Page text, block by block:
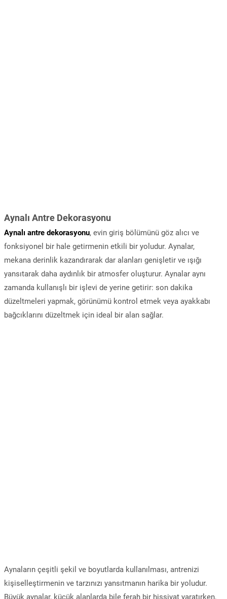
Aynalı Antre Dekorasyonu
Aynalı antre dekorasyonu, evin giriş bölümünü göz alıcı ve
fonksiyonel bir hale getirmenin etkili bir yoludur. Aynalar,
mekana derinlik kazandırarak dar alanları genişletir ve ışığı
yansıtarak daha aydınlık bir atmosfer oluşturur. Aynalar aynı
zamanda kullanışlı bir işlevi de yerine getirir: son dakika
düzeltmeleri yapmak, görünümü kontrol etmek veya ayakkabı
bağcıklarını düzeltmek için ideal bir alan sağlar.
Aynaların çeşitli şekil ve boyutlarda kullanılması, antrenizi
kişiselleştirmenin ve tarzınızı yansıtmanın harika bir yoludur.
Büyük aynalar, küçük alanlarda bile ferah bir hissiyat yaratırken,